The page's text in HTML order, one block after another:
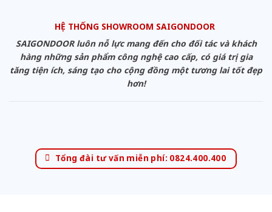
HỆ THỐNG SHOWROOM SAIGONDOOR
SAIGONDOOR luôn nỗ lực mang đến cho đối tác và khách
hàng những sản phẩm công nghệ cao cấp, có giá trị gia
tăng tiện ích, sáng tạo cho cộng đồng một tương lai tốt đẹp
hơn!
Tổng đài tư vấn miễn phí: 0824.400.400